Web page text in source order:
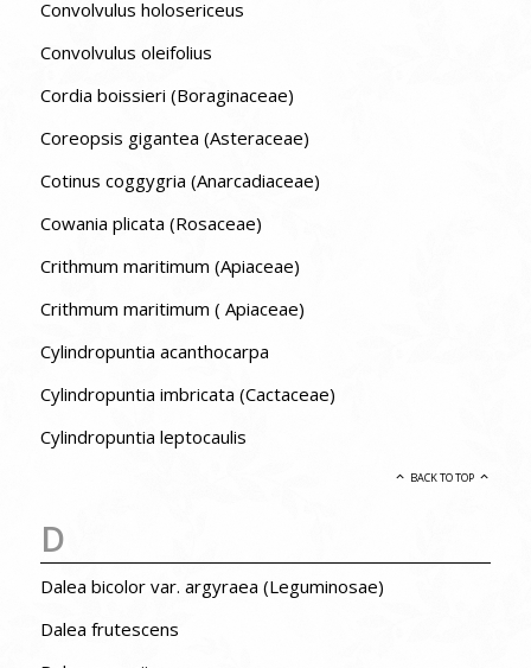
Convolvulus holosericeus
Convolvulus oleifolius
Cordia boissieri (Boraginaceae)
Coreopsis gigantea (Asteraceae)
Cotinus coggygria (Anarcadiaceae)
Cowania plicata (Rosaceae)
Crithmum maritimum (Apiaceae)
Crithmum maritimum ( Apiaceae)
Cylindropuntia acanthocarpa
Cylindropuntia imbricata (Cactaceae)
Cylindropuntia leptocaulis
BACK TO TOP
D
Dalea bicolor var. argyraea (Leguminosae)
Dalea frutescens